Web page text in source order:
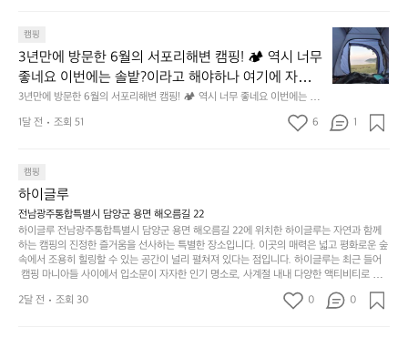
구
나
잠
에
기
까
이
걸
리
는
순
지
의
초
기
품
갑’입
니
다.
일
상
에
용
할
수
있
록.
분
하
고,
단
순
하
캠핑
3년만에 방문한 6월의 서포리해변 캠핑! 🏕 역시 너무
좋네요 이번에는 솔밭?이라고 해야하나 여기에 자리를
잡았는데 정말 시원하고 경치도 좋네요  서해치고 물도
맑은편, 아이들도 놀기 좋고 1박 2일은 넘 짧게 느껴지
네요  .1박 1동 1만원 (수금은 7시쯤, 동네에서 관리) .수
바로 화장실있음 .5분거리 cu .2분거리 음식점  항구에
서부터 해변까지 버스도 다니네요 ㅎㅎㅎ 아이들 엄청
좋아하네요 점심쯤도착해서 철수할때까지 물놀이 3
타임이나 했네요 ⛱️
3년만에 방문한 6월의 서포리해변 캠핑! 🏕 역시 너무 좋네요 이번에는 솔
밭?이라고 해야하나 여기에 자리를 잡았는데 정말 시원하고 경치도 좋네요
서해치고 물도 맑은편, 아이들도 놀기 좋고 1박 2일은 넘 짧게 느껴지네요  .
항구에서부터 해변까지 버스도 다니네요 ㅎㅎㅎ 아이들 엄청 좋아하네요 점
심쯤도착해서 철수할때까지 물놀이 3타임이나 했네요 ⛱️
년
만
에
문
포
리
해
변
캠
핑!
1달 전 조회 51 6 1
캠핑
하이글루
전남광주통합특별시 담양군 용면 해오름길 22
하이글루 전남광주통합특별시 담양군 용면 해오름길 22에 위치한 하이글루는 자연과 함께
하는 캠핑의 진정한 즐거움을 선사하는 특별한 장소입니다. 이곳의 매력은 넓고 평화로운 숲
속에서 조용히 힐링할 수 있는 공간이 널리 펼쳐져 있다는 점입니다. 하이글루는 최근 들어
캠핑 마니아들 사이에서 입소문이 자자한 인기 명소로, 사계절 내내 다양한 액티비티로 방
문객들을 맞이합니다. 특히, 하이글루의 독특한 시설인 글램핑 텐트는 고객들에게 아늑한 잠
자리를 제공하며, 캠핑의 매력을 한층 더해 줍니다. 밖에서는 자연의 소리를 들으며, 내부에
2달 전 조회 30 0 0